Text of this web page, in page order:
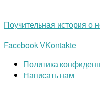
Поучительная история о
FacebookVKontakte
Политика
Написать нам